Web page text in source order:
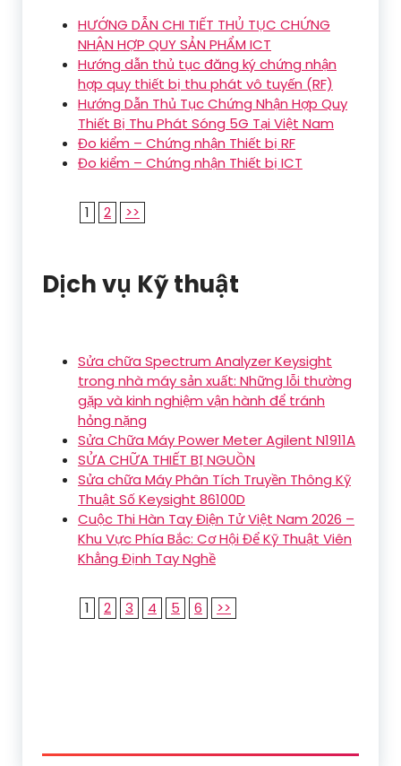
HƯỚNG DẪN CHI TIẾT THỦ TỤC CHỨNG
NHẬN HỢP QUY SẢN PHẨM ICT
Hướng dẫn thủ tục đăng ký chứng nhận
hợp quy thiết bị thu phát vô tuyến (RF)
Hướng Dẫn Thủ Tục Chứng Nhận Hợp Quy
Thiết Bị Thu Phát Sóng 5G Tại Việt Nam
Đo kiểm – Chứng nhận Thiết bị RF
Đo kiểm – Chứng nhận Thiết bị ICT
1 2 >>
Dịch vụ Kỹ thuật
Sửa chữa Spectrum Analyzer Keysight
trong nhà máy sản xuất: Những lỗi thường
gặp và kinh nghiệm vận hành để tránh
hỏng nặng
Sửa Chữa Máy Power Meter Agilent N1911A
SỬA CHỮA THIẾT BỊ NGUỒN
Sửa chữa Máy Phân Tích Truyền Thông Kỹ
Thuật Số Keysight 86100D
Cuộc Thi Hàn Tay Điện Tử Việt Nam 2026 –
Khu Vực Phía Bắc: Cơ Hội Để Kỹ Thuật Viên
Khẳng Định Tay Nghề
1 2 3 4 5 6 >>